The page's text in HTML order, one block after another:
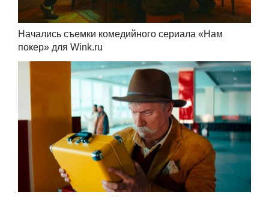
Начались съемки комедийного сериала «Нам
покер» для Wink.ru